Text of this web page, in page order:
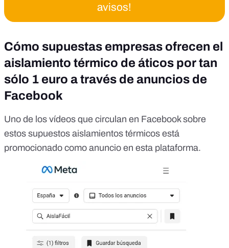
avisos!
Cómo supuestas empresas ofrecen el
aislamiento térmico de áticos por tan
sólo 1 euro a través de anuncios de
Facebook
Uno de los vídeos que circulan en Facebook sobre
estos supuestos aislamientos térmicos está
promocionado como anuncio en esta plataforma.